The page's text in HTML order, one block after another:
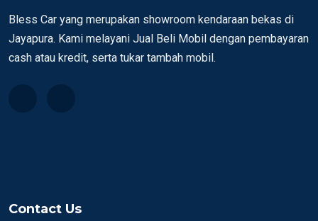
Bless Car yang merupakan showroom kendaraan bekas di
Jayapura. Kami melayani Jual Beli Mobil dengan pembayaran
cash atau kredit, serta tukar tambah mobil.
Contact Us